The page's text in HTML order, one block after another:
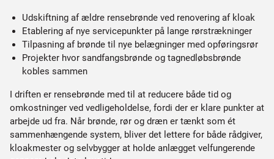
Udskiftning af ældre rensebrønde ved renovering af kloak
Etablering af nye servicepunkter på lange rørstrækninger
Tilpasning af brønde til nye belægninger med opføringsrør
Projekter hvor sandfangsbrønde og tagnedløbsbrønde
kobles sammen
I driften er rensebrønde med til at reducere både tid og
omkostninger ved vedligeholdelse, fordi der er klare punkter at
arbejde ud fra. Når brønde, rør og dræn er tænkt som ét
sammenhængende system, bliver det lettere for både rådgiver,
kloakmester og selvbygger at holde anlægget velfungerende